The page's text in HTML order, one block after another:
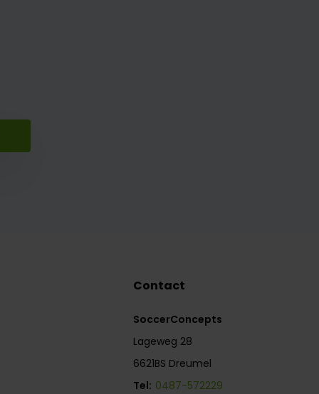
Contact
SoccerConcepts
Lageweg 28
6621BS Dreumel
Tel: 0487-572229